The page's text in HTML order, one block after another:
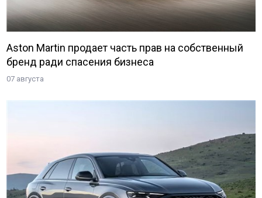
Aston Martin продает часть прав на собственный
бренд ради спасения бизнеса
07 августа